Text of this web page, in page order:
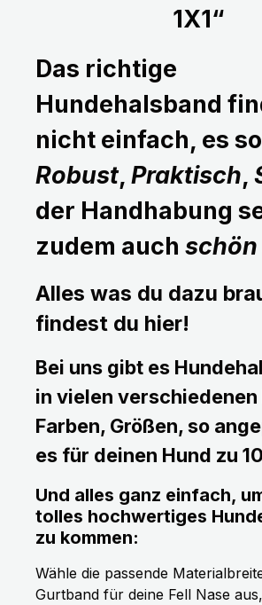
1X1“
Das richtige
Hundehalsband
nicht einfach, es
Robust, Praktisch,
der Handhabung
zudem auch schön
Alles was du dazu
findest du hier!
Bei uns gibt es
in vielen verschiedenen
Farben, Größen, so
es für deinen Hund zu
Und alles ganz einfach,
tolles hochwertiges
zu kommen:
Wähle die passende
Gurtband für deine Fell Nase